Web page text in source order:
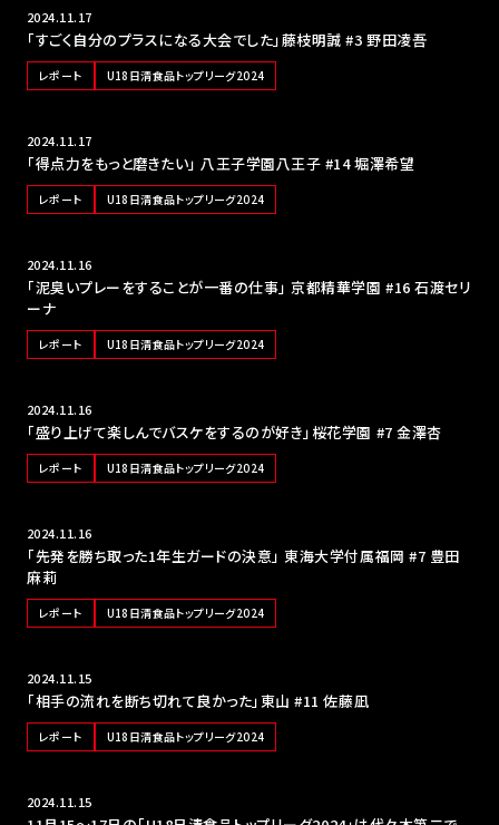
2024.11.17
「すごく自分のプラスになる大会でした」藤枝明誠 #3 野田凌吾
レポート U18日清食品トップリーグ2024
2024.11.17
「得点力をもっと磨きたい」 八王子学園八王子 #14 堀澤希望
レポート U18日清食品トップリーグ2024
2024.11.16
「泥臭いプレーをすることが一番の仕事」 京都精華学園 #16 石渡セリ
ーナ
レポート U18日清食品トップリーグ2024
2024.11.16
「盛り上げて楽しんでバスケをするのが好き」桜花学園 #7 金澤杏
レポート U18日清食品トップリーグ2024
2024.11.16
「先発を勝ち取った1年生ガードの決意」 東海大学付属福岡 #7 豊田
麻莉
レポート U18日清食品トップリーグ2024
2024.11.15
「相手の流れを断ち切れて良かった」東山 #11 佐藤凪
レポート U18日清食品トップリーグ2024
2024.11.15